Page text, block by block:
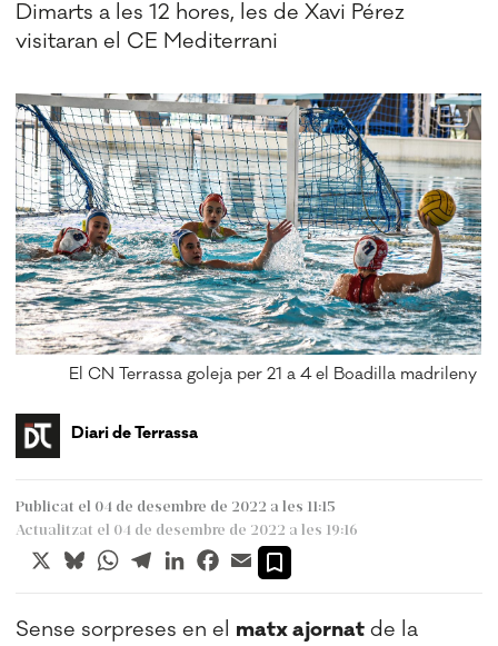
Dimarts a les 12 hores, les de Xavi Pérez
visitaran el CE Mediterrani
El CN Terrassa goleja per 21 a 4 el Boadilla madrileny
Diari de Terrassa
Publicat el 04 de desembre de 2022 a les 11:15
Actualitzat el 04 de desembre de 2022 a les 19:16
X BlueskyWhatsApp
TelegramLinkedInFacebook
Email
Sense sorpreses en el matx ajornat de la